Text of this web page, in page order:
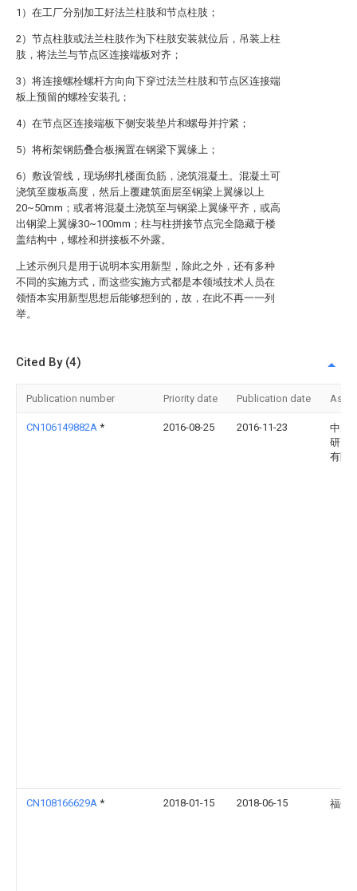
1）在工厂分别加工好法兰柱肢和节点柱肢；
2）节点柱肢或法兰柱肢作为下柱肢安装就位后，吊装上柱
肢，将法兰与节点区连接端板对齐；
3）将连接螺栓螺杆方向向下穿过法兰柱肢和节点区连接端
板上预留的螺栓安装孔；
4）在节点区连接端板下侧安装垫片和螺母并拧紧；
5）将桁架钢筋叠合板搁置在钢梁下翼缘上；
6）敷设管线，现场绑扎楼面负筋，浇筑混凝土。混凝土可
浇筑至腹板高度，然后上覆建筑面层至钢梁上翼缘以上
20~50mm；或者将混凝土浇筑至与钢梁上翼缘平齐，或高
出钢梁上翼缘30~100mm；柱与柱拼接节点完全隐藏于楼
盖结构中，螺栓和拼接板不外露。
上述示例只是用于说明本实用新型，除此之外，还有多种
不同的实施方式，而这些实施方式都是本领域技术人员在
领悟本实用新型思想后能够想到的，故，在此不再一一列
举。
Cited By (4)
Publication number Priority date Publication date
CN106149882A * 2016-08-25 2016-11-23
中冶
研究
有限
CN108166629A * 2018-01-15 2018-06-15 福州